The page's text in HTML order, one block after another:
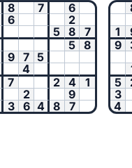
8 7
6
6
2
5 8
7
5
8
9 7 5
4
7 2 4
1
2
9
3 6 4 8 7
1
9
5
3
4